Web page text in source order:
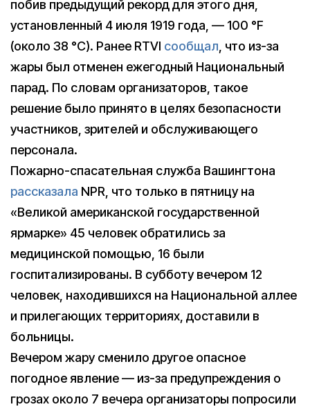
побив предыдущий рекорд для этого дня,
установленный 4 июля 1919 года, — 100 °F
(около 38 °C). Ранее RTVI сообщал, что из-за
жары был отменен ежегодный Национальный
парад. По словам организаторов, такое
решение было принято в целях безопасности
участников, зрителей и обслуживающего
персонала.
Пожарно-спасательная служба Вашингтона
рассказала NPR, что только в пятницу на
«Великой американской государственной
ярмарке» 45 человек обратились за
медицинской помощью, 16 были
госпитализированы. В субботу вечером 12
человек, находившихся на Национальной аллее
и прилегающих территориях, доставили в
больницы.
Вечером жару сменило другое опасное
погодное явление — из-за предупреждения о
грозах около 7 вечера организаторы попросили